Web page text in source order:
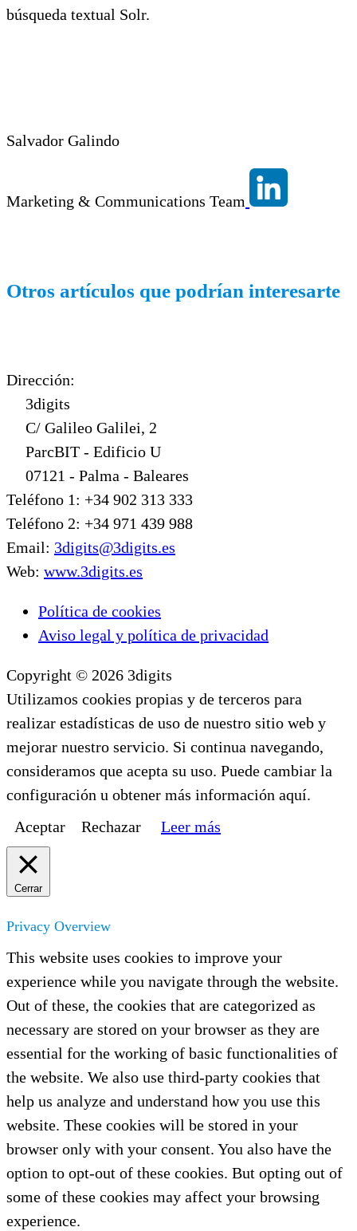
búsqueda textual Solr.
Salvador Galindo
Marketing & Communications Team
Otros artículos que podrían interesarte
Dirección:
3digits
C/ Galileo Galilei, 2
ParcBIT - Edificio U
07121 - Palma - Baleares
Teléfono 1: +34 902 313 333
Teléfono 2: +34 971 439 988
Email: 3digits@3digits.es
Web: www.3digits.es
Política de cookies
Aviso legal y política de privacidad
Copyright © 2026 3digits
Utilizamos cookies propias y de terceros para
realizar estadísticas de uso de nuestro sitio web y
mejorar nuestro servicio. Si continua navegando,
consideramos que acepta su uso. Puede cambiar la
configuración u obtener más información aquí.
Aceptar
Rechazar Leer más
Cerrar
Privacy Overview
This website uses cookies to improve your
experience while you navigate through the website.
Out of these, the cookies that are categorized as
necessary are stored on your browser as they are
essential for the working of basic functionalities of
the website. We also use third-party cookies that
help us analyze and understand how you use this
website. These cookies will be stored in your
browser only with your consent. You also have the
option to opt-out of these cookies. But opting out of
some of these cookies may affect your browsing
experience.